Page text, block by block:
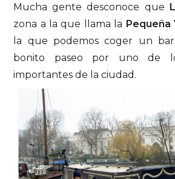
Mucha gente desconoce que
zona a la que llama la Pequeña
la que podemos coger un
bonito paseo por uno de
importantes de la ciudad.